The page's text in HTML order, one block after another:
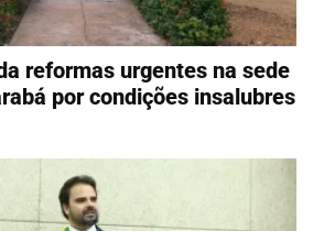
reformas urgentes na sede
por condições insalubres